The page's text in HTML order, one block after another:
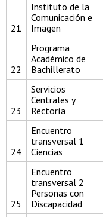
21
Instituto de la
Comunicación e
Imagen
22
Programa
Académico de
Bachillerato
23
Servicios
Centrales y
Rectoría
24
Encuentro
transversal 1
Ciencias
25
Encuentro
transversal 2
Personas con
Discapacidad